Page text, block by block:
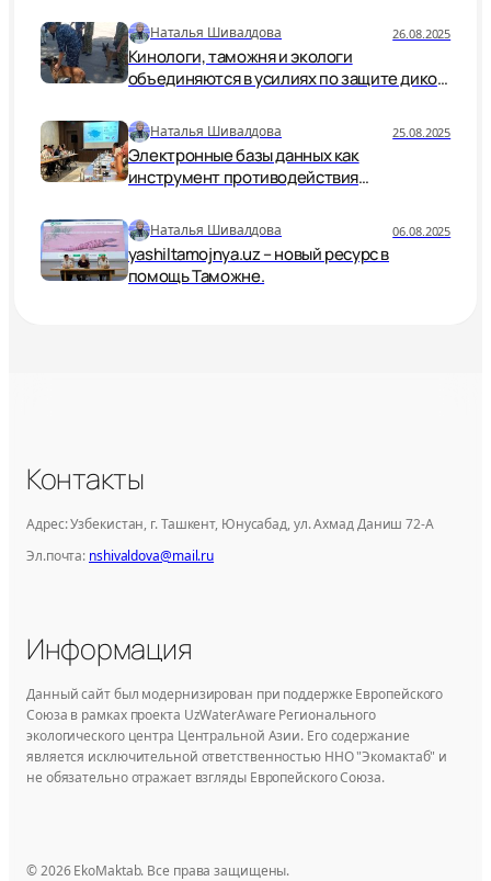
Наталья Шивалдова 26.08.2025
Кинологи, таможня и экологи
объединяются в усилиях по защите дикой
Наталья Шивалдова 25.08.2025
Электронные базы данных как
инструмент противодействия
Наталья Шивалдова 06.08.2025
yashiltamojnya.uz – новый ресурс в
помощь Таможне.
Контакты
Адрес: Узбекистан, г. Ташкент, Юнусабад, ул. Ахмад Даниш 72-А
Эл.почта: nshivaldova@mail.ru
Информация
Данный сайт был модернизирован при поддержке Европейского
Союза в рамках проекта UzWaterAware Регионального
экологического центра Центральной Азии. Его содержание
является исключительной ответственностью ННО "Экомактаб" и
не обязательно отражает взгляды Европейского Союза.
© 2026 EkoMaktab. Все права защищены.